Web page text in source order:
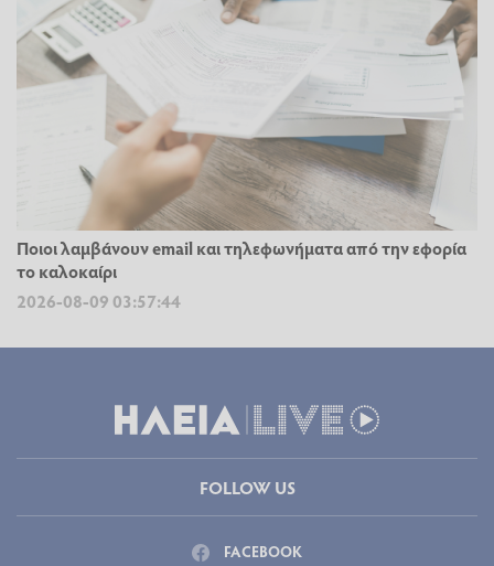
Ποιοι λαμβάνουν email και τηλεφωνήματα από την εφορία
το καλοκαίρι
2026-08-09 03:57:44
FOLLOW US
FACEBOOK